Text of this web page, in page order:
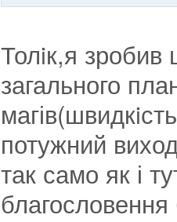
Толiк,я зробив
загального
потужний
так само як і